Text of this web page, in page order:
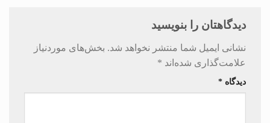
دیدگاهتان را بنویسید
نشانی ایمیل شما منتشر نخواهد شد. بخش‌های موردنیاز
علامت‌گذاری شده‌اند *
دیدگاه *